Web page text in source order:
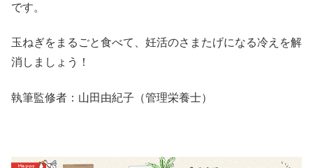
です。
玉ねぎをまるごと食べて、妊活のさまたげになる冷えを解
消しましょう！
執筆監修者：山田由紀子（管理栄養士）